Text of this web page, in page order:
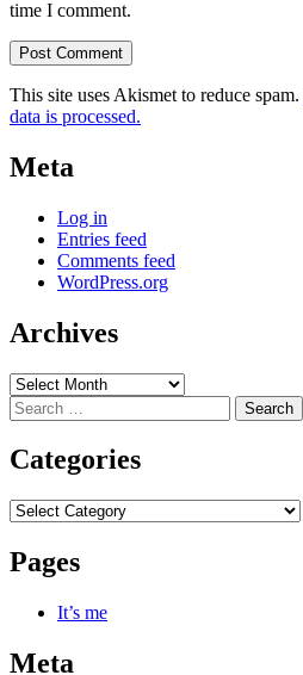
time I comment.
This site uses Akismet to reduce spam.
data is processed.
Meta
Log in
Entries feed
Comments feed
WordPress.org
Archives
Archives
Search
for:
Categories
Categories
Pages
It’s me
Meta